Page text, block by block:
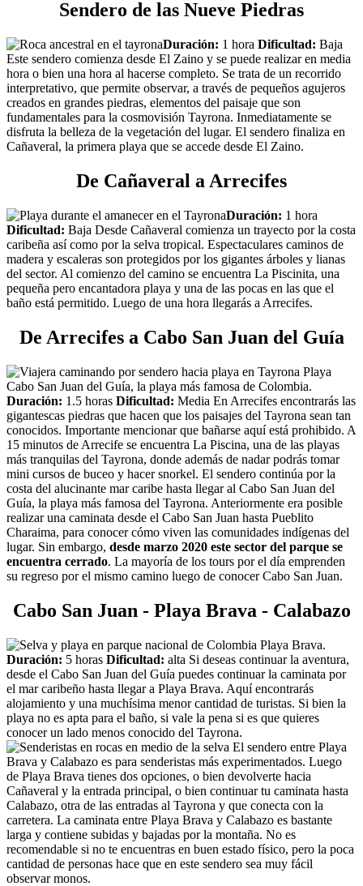
Sendero de las Nueve Piedras
Duración: 1 hora Dificultad: Baja
Este sendero comienza desde El Zaino y se puede realizar en media
hora o bien una hora al hacerse completo. Se trata de un recorrido
interpretativo, que permite observar, a través de pequeños agujeros
creados en grandes piedras, elementos del paisaje que son
fundamentales para la cosmovisión Tayrona. Inmediatamente se
disfruta la belleza de la vegetación del lugar. El sendero finaliza en
Cañaveral, la primera playa que se accede desde El Zaino.
De Cañaveral a Arrecifes
Duración: 1 hora
Dificultad: Baja Desde Cañaveral comienza un trayecto por la costa
caribeña así como por la selva tropical. Espectaculares caminos de
madera y escaleras son protegidos por los gigantes árboles y lianas
del sector. Al comienzo del camino se encuentra La Piscinita, una
pequeña pero encantadora playa y una de las pocas en las que el
baño está permitido. Luego de una hora llegarás a Arrecifes.
De Arrecifes a Cabo San Juan del Guía
Playa
Cabo San Juan del Guía, la playa más famosa de Colombia.
Duración: 1.5 horas Dificultad: Media En Arrecifes encontrarás las
gigantescas piedras que hacen que los paisajes del Tayrona sean tan
conocidos. Importante mencionar que bañarse aquí está prohibido. A
15 minutos de Arrecife se encuentra La Piscina, una de las playas
más tranquilas del Tayrona, donde además de nadar podrás tomar
mini cursos de buceo y hacer snorkel. El sendero continúa por la
costa del alucinante mar caribe hasta llegar al Cabo San Juan del
Guía, la playa más famosa del Tayrona. Anteriormente era posible
realizar una caminata desde el Cabo San Juan hasta Pueblito
Charaima, para conocer cómo viven las comunidades indígenas del
lugar. Sin embargo, desde marzo 2020 este sector del parque se
encuentra cerrado. La mayoría de los tours por el día emprenden
su regreso por el mismo camino luego de conocer Cabo San Juan.
Cabo San Juan - Playa Brava - Calabazo
Playa Brava.
Duración: 5 horas Dificultad: alta Si deseas continuar la aventura,
desde el Cabo San Juan del Guía puedes continuar la caminata por
el mar caribeño hasta llegar a Playa Brava. Aquí encontrarás
alojamiento y una muchísima menor cantidad de turistas. Si bien la
playa no es apta para el baño, si vale la pena si es que quieres
conocer un lado menos conocido del Tayrona.
El sendero entre Playa
Brava y Calabazo es para senderistas más experimentados. Luego
de Playa Brava tienes dos opciones, o bien devolverte hacia
Cañaveral y la entrada principal, o bien continuar tu caminata hasta
Calabazo, otra de las entradas al Tayrona y que conecta con la
carretera. La caminata entre Playa Brava y Calabazo es bastante
larga y contiene subidas y bajadas por la montaña. No es
recomendable si no te encuentras en buen estado físico, pero la poca
cantidad de personas hace que en este sendero sea muy fácil
observar monos.